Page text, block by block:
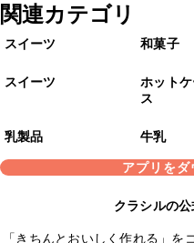
関連カテゴリ
スイーツ 和菓子
スイーツ
ホット
ス
乳製品
牛乳
アプリをダ
クラシルの
「きちんとおいしく作れる」